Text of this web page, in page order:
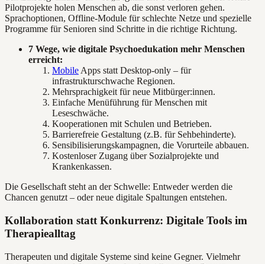
Pilotprojekte holen Menschen ab, die sonst verloren gehen.
Sprachoptionen, Offline-Module für schlechte Netze und spezielle
Programme für Senioren sind Schritte in die richtige Richtung.
7 Wege, wie digitale Psychoedukation mehr Menschen
erreicht:
MobileApps statt Desktop-only – für
infrastrukturschwache Regionen.
Mehrsprachigkeit für neue Mitbürger:innen.
Einfache Menüführung für Menschen mit
Leseschwäche.
Kooperationen mit Schulen und Betrieben.
Barrierefreie Gestaltung (z.B. für Sehbehinderte).
Sensibilisierungskampagnen, die Vorurteile abbauen.
Kostenloser Zugang über Sozialprojekte und
Krankenkassen.
Die Gesellschaft steht an der Schwelle: Entweder werden die
Chancen genutzt – oder neue digitale Spaltungen entstehen.
Kollaboration statt Konkurrenz: Digitale Tools im
Therapiealltag
Therapeuten und digitale Systeme sind keine Gegner. Vielmehr